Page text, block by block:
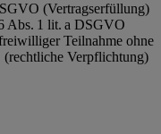
(Vertragserfüllung)
Abs. 1 lit. a DSGVO
Teilnahme ohne
Verpflichtung)